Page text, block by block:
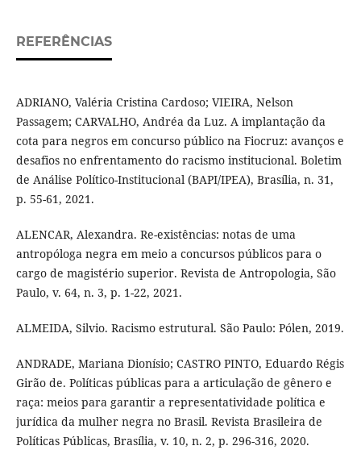
REFERÊNCIAS
ADRIANO, Valéria Cristina Cardoso; VIEIRA, Nelson
Passagem; CARVALHO, Andréa da Luz. A implantação da
cota para negros em concurso público na Fiocruz: avanços e
desafios no enfrentamento do racismo institucional. Boletim
de Análise Político-Institucional (BAPI/IPEA), Brasília, n. 31,
p. 55-61, 2021.
ALENCAR, Alexandra. Re-existências: notas de uma
antropóloga negra em meio a concursos públicos para o
cargo de magistério superior. Revista de Antropologia, São
Paulo, v. 64, n. 3, p. 1-22, 2021.
ALMEIDA, Silvio. Racismo estrutural. São Paulo: Pólen, 2019.
ANDRADE, Mariana Dionísio; CASTRO PINTO, Eduardo Régis
Girão de. Políticas públicas para a articulação de gênero e
raça: meios para garantir a representatividade política e
jurídica da mulher negra no Brasil. Revista Brasileira de
Políticas Públicas, Brasília, v. 10, n. 2, p. 296-316, 2020.